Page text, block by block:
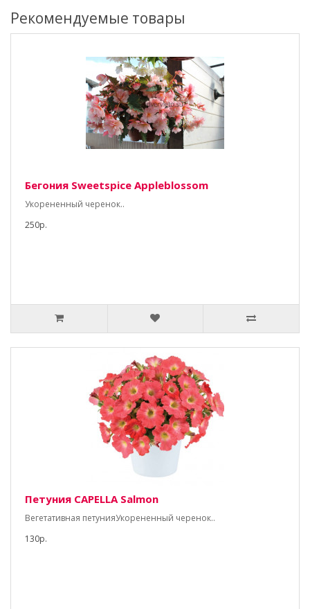
Рекомендуемые товары
Бегония Sweetspice Appleblossom
Укорененный черенок..
250р.
Петуния CAPELLA Salmon
Вегетативная петунияУкорененный черенок..
130р.